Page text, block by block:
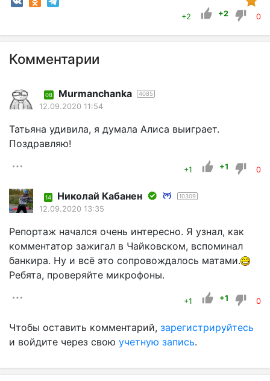
+2 +2 0
Комментарии
08 Murmanchanka 4085
12.09.2020 11:54
Татьяна удивила, я думала Алиса выиграет.
Поздравляю!
+1 +1 0
14 Николай Кабанен 10309
12.09.2020 13:35
Репортаж начался очень интересно. Я узнал, как
комментатор зажигал в Чайковском, вспоминал
банкира. Ну и всё это сопровождалось матами.
Ребята, проверяйте микрофоны.
+1 +1 0
Чтобы оставить комментарий, зарегистрируйтесь
и войдите через свою учетную запись.